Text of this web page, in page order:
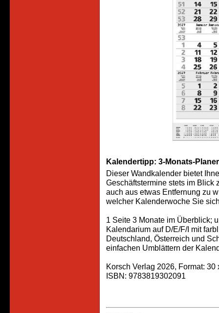
Kalendertipp: 3-Monats-
Dieser Wandkalender bietet
Geschäftstermine stets im Blick
auch aus etwas Entfernung zu
welcher Kalenderwoche Sie
1 Seite 3 Monate im Überblick;
Kalendarium auf D/E/F/I mit
Deutschland, Österreich und
einfachen Umblättern der
Korsch Verlag 2026, Format: 30
ISBN: 9783819302091